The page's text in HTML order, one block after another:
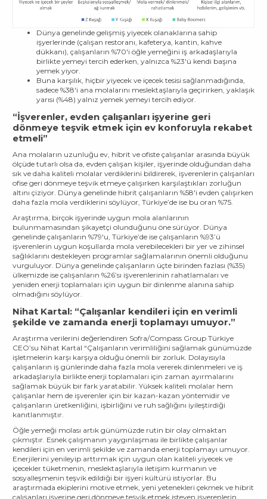
Dünya genelinde gelişmiş yiyecek olanaklarına sahip
işyerlerinde (çalışan restoranı, kafeterya, kantin, kahve
dükkanı), çalışanların %70'i öğle yemeğini iş arkadaşlarıyla
birlikte yemeyi tercih ederken, yalnızca %23'ü kendi başına
yemek yiyor.
Buna karşılık, hiçbir yiyecek ve içecek tesisi sağlanmadığında,
sadece %38'i ana molalarını meslektaşlarıyla geçirirken, yaklaşık
yarısı (%48) yalnız yemek yemeyi tercih ediyor.
“İşverenler, evden çalışanları işyerine geri
dönmeye teşvik etmek için ev konforuyla rekabet
etmeli”
Ana molaların uzunluğu ev, hibrit ve ofiste çalışanlar arasında büyük
ölçüde tutarlı olsa da, evden çalışan kişiler, işyerinde olduğundan daha
sık ve daha kaliteli molalar verdiklerini bildirerek, işverenlerin çalışanları
ofise geri dönmeye teşvik etmeye çalışırken karşılaştıkları zorluğun
altını çiziyor. Dünya genelinde hibrit çalışanların %58'i evden çalışırken
daha fazla mola verdiklerini söylüyor, Türkiye’de ise bu oran %75.
Araştırma, birçok işyerinde uygun mola alanlarının
bulunmamasından şikayetçi olunduğunu öne sürüyor. Dünya
genelinde çalışanların %79'u, Türkiye’de ise çalışanların %93’ü
işverenlerin uygun koşullarda mola verebilecekleri bir yer ve zihinsel
sağlıklarını destekleyen programlar sağlamalarının önemli olduğunu
vurguluyor. Dünya genelinde çalışanların üçte birinden fazlası (%35)
ülkemizde ise çalışanların %26’sı işverenlerinin rahatlamaları ve
yeniden enerji toplamaları için uygun bir dinlenme alanına sahip
olmadığını söylüyor.
Nihat Kartal: “Çalışanlar kendileri için en verimli
şekilde ve zamanda enerji toplamayı umuyor.”
Araştırma verilerini değerlendiren Sofra/Compass Group Türkiye
CEO’su Nihat Kartal “Çalışanların verimliliğini sağlamak günümüzde
işletmelerin karşı karşıya olduğu önemli bir zorluk. Dolayısıyla
çalışanların iş günlerinde daha fazla mola vererek dinlenmeleri ve iş
arkadaşlarıyla birlikte enerji toplamaları için zaman ayırmalarını
sağlamak büyük bir fark yaratabilir. Yüksek kaliteli molalar hem
çalışanlar hem de işverenler için bir kazan-kazan yöntemidir ve
çalışanların üretkenliğini, işbirliğini ve ruh sağlığını iyileştirdiği
kanıtlanmıştır.
Öğle yemeği molası artık günümüzde rutin bir olay olmaktan
çıkmıştır. Esnek çalışmanın yaygınlaşması ile birlikte çalışanlar
kendileri için en verimli şekilde ve zamanda enerji toplamayı umuyor.
Enerjilerini yenileyip arttırmak için uygun olan kaliteli yiyecek ve
içecekler tüketmenin, meslektaşlarıyla iletişim kurmanın ve
sosyalleşmenin teşvik edildiği bir işyeri kültürü istiyorlar. Bu
araştırmada ekiplerini motive etmek, yeni yetenekleri çekmek ve hibrit
çalışanları işyerine geri dönmeye teşvik etmek isteyen işverenlerin,